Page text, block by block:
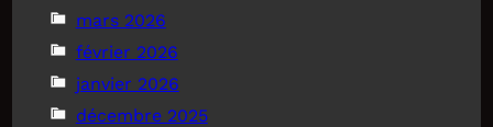
mars 2026
février 2026
janvier 2026
décembre 2025